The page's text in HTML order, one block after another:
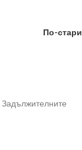
По-стари
Задължителните